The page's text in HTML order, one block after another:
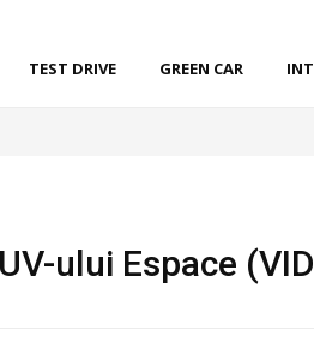
TEST DRIVE GREEN CAR
ului Espace